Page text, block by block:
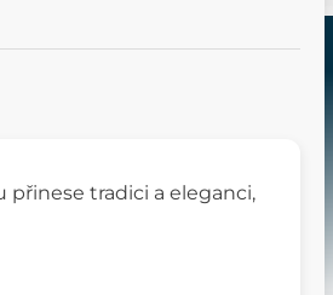
tradici a eleganci,